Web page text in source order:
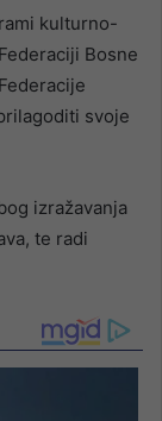
kulturno-
Bosne
svoje
izražavanja
te radi